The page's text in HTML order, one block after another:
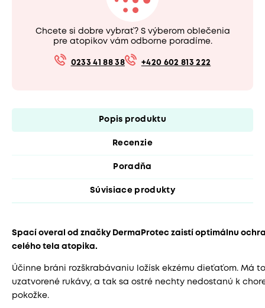
Chcete si dobre vybrať? S výberom oblečenia
pre atopikov vám odborne poradíme.
0233 41 88 38 +420 602 813 222
Popis produktu
Recenzie
Poradňa
Súvisiace produkty
Spací overal od značky DermaProtec zaistí optimálnu
celého tela atopika.
Účinne bráni rozškrabávaniu ložísk ekzému dieťaťom. Má
uzatvorené rukávy, a tak sa ostré nechty nedostanú k
pokožke.